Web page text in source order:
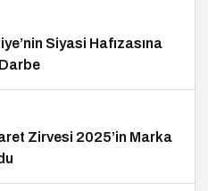
Siyasi Hafızasına
Zirvesi 2025’in Marka